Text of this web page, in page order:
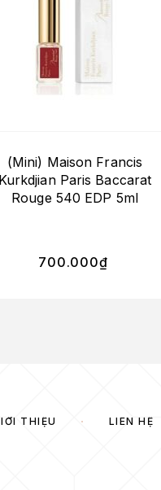
(Mini) Maison Francis
Kurkdjian Paris Baccarat
Rouge 540 EDP 5ml
700.000₫
THIỆU LIÊN HỆ